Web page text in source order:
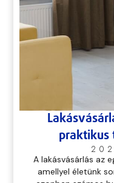
praktikus
A lakásvásárlás az
amellyel életünk